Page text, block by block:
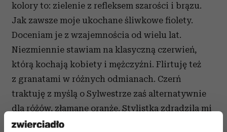
kolory to: zielenie z refleksem szarości i brązu.
Jak zawsze moje ukochane śliwkowe fiolety.
Doceniam je z wzajemnościa od wielu lat.
Niezmiennie stawiam na klasyczną czerwień,
którą kochają kobiety i mężczyźni. Flirtuję też
z granatami w różnych odmianach. Czerń
traktuję z myślą o Sylwestrze zaś alternatywnie
dla różów, złamane oranże. Stylistka zdradzila mi
kilka tajemnic dotyczących aplikacji lakieru.